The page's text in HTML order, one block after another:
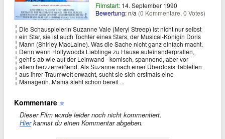
Filmstart: 14. September 1990
Bewertung:n/a (0 Kommentare, 0 Votes)
Die Schauspielerin Suzanne Vale (Meryl Streep) ist nicht nur selbst
ein Star, sie ist auch Tochter eines Stars, der Musical-Königin Doris
Mann (Shirley MacLaine). Was die Sache nicht ganz einfach macht.
Denn wenn Hollywoods Lieblinge zu Hause aufeinanderprallen,
geht’s ab wie auf der Leinwand - komisch, spannend, aber vor
allem herzzerreißend. Als Suzanne nach einer Überdosis Tabletten
aus ihrer Traumwelt erwacht, sucht sie sich erstmals eine
Managerin. Mama steht schon bereit ...
Kommentare
Dieser Film wurde leider noch nicht kommentiert.
Hierkannst du einen Kommentar abgeben.